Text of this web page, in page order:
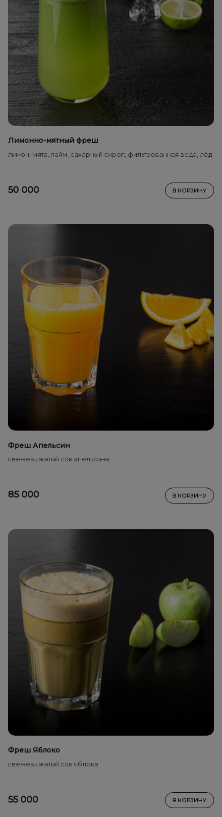
Лимонно-мятный фреш
лимон, мята, лайм, сахарный сироп, фильтрованная вода, лёд
50 000 В КОРЗИНУ
Фреш Апельсин
свежевыжатый сок апельсина
85 000 В КОРЗИНУ
Фреш Яблоко
свежевыжатый сок яблока
55 000 В КОРЗИНУ